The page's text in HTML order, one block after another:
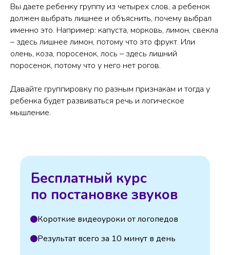
Вы даете ребенку группу из четырех слов, а ребенок
должен выбрать лишнее и объяснить, почему выбрал
именно это. Например: капуста, морковь, лимон, свекла
– здесь лишнее лимон, потому что это фрукт. Или
олень, коза, поросенок, лось – здесь лишний
поросенок, потому что у него нет рогов.
Давайте группировку по разным признакам и тогда у
ребенка будет развиваться речь и логическое
мышление.
Бесплатный курс
по постановке звуков
Результат всего за 10 минут в день
Короткие видеоуроки от логопедов